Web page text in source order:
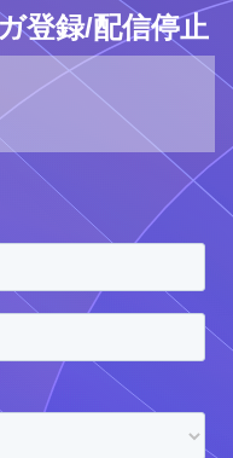
登録/配信停止